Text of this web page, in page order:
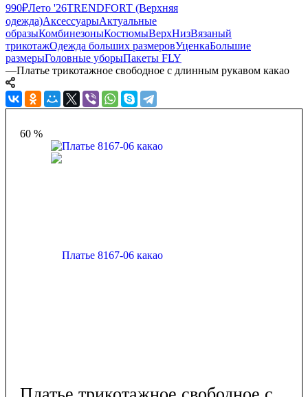
990₽Лето '26TRENDFORT (Верхняя
одежда)АксессуарыАктуальные
образыКомбинезоныКостюмыВерхНизВязаный
трикотажОдежда больших размеровУценкаБольшие
размерыГоловные уборыПакеты FLY
—Платье трикотажное свободное с длинным рукавом какао
60 %